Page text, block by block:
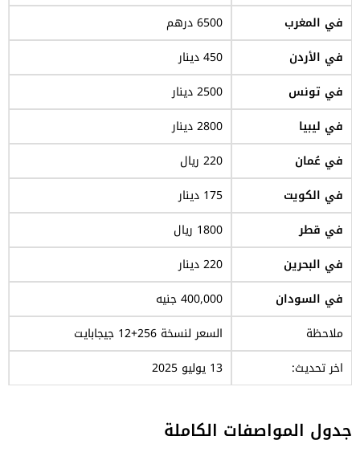
في المغرب
6500 درهم
في الأردن
450 دينار
في تونس
2500 دينار
في ليبيا
2800 دينار
في عُمان
220 ريال
في الكويت
175 دينار
في قطر
1800 ريال
في البحرين
220 دينار
في السودان
400,000 جنيه
ملاحظة
السعر لنسخة 256+12 جيجابايت
اخر تحديث:
13 يوليو 2025
جدول المواصفات الكاملة